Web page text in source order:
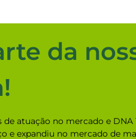
da
atuação no mercado e DNA
e expandiu no mercado de